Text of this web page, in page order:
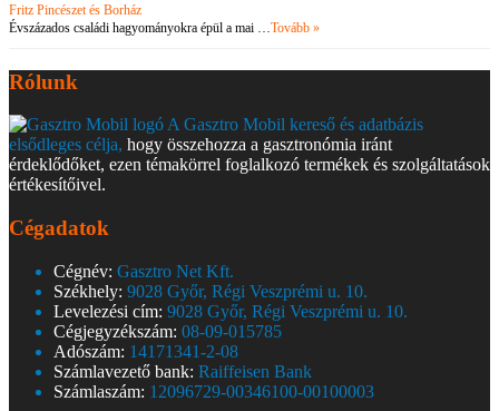
Fritz Pincészet és Borház
Évszázados családi hagyományokra épül a mai …Tovább »
Rólunk
A Gasztro Mobil kereső és adatbázis
elsődleges célja, hogy összehozza a gasztronómia iránt
érdeklődőket, ezen témakörrel foglalkozó termékek és szolgáltatások
értékesítőivel.
Cégadatok
Cégnév: Gasztro Net Kft.
Székhely: 9028 Győr, Régi Veszprémi u. 10.
Levelezési cím: 9028 Győr, Régi Veszprémi u. 10.
Cégjegyzékszám: 08-09-015785
Adószám: 14171341-2-08
Számlavezető bank: Raiffeisen Bank
Számlaszám: 12096729-00346100-00100003